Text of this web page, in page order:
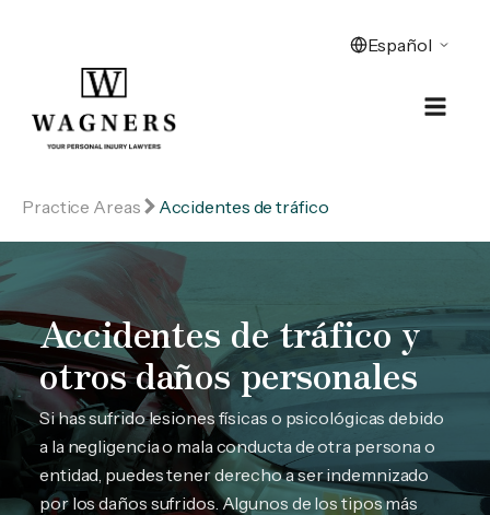
Practice Areas Accidentes de tráfico
Accidentes de tráfico y
otros daños personales
Si has sufrido lesiones físicas o psicológicas debido
a la negligencia o mala conducta de otra persona o
entidad, puedes tener derecho a ser indemnizado
por los daños sufridos. Algunos de los tipos más